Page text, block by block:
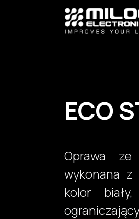
Oprawa ze
wykonana z
kolor
ECO